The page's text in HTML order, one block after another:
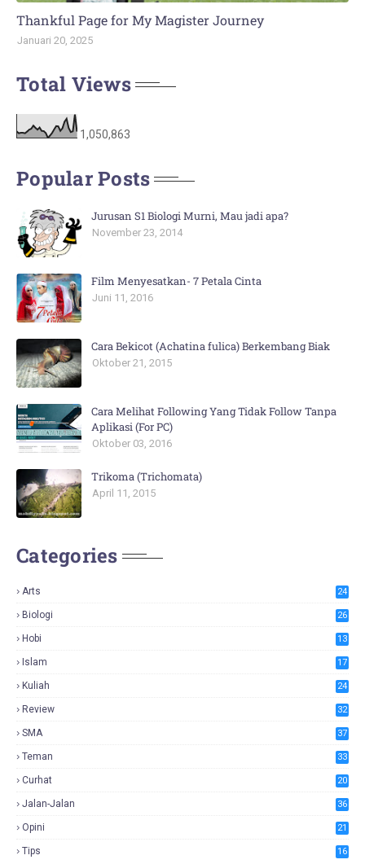
Thankful Page for My Magister Journey
Januari 20, 2025
Total Views
1,050,863
Popular Posts
Jurusan S1 Biologi Murni, Mau jadi apa?
November 23, 2014
Film Menyesatkan- 7 Petala Cinta
Juni 11, 2016
Cara Bekicot (Achatina fulica) Berkembang Biak
Oktober 21, 2015
Cara Melihat Following Yang Tidak Follow Tanpa
Aplikasi (For PC)
Oktober 03, 2016
Trikoma (Trichomata)
April 11, 2015
Categories
Arts 24
Biologi 26
Hobi 13
Islam 17
Kuliah 24
Review 32
SMA 37
Teman 33
Curhat 20
Jalan-Jalan 36
Opini 21
Tips 16